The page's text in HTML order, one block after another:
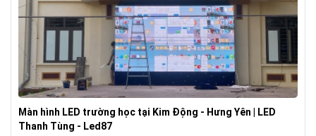
Màn hình LED trường học tại Kim Động - Hưng Yên | LED
Thanh Tùng - Led87